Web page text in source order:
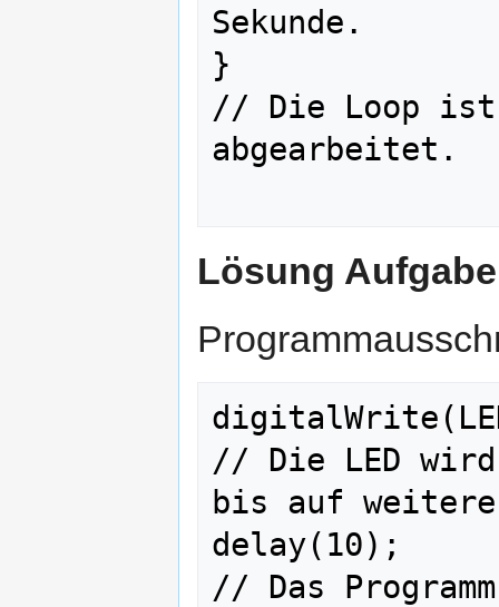
Sekunde.
}
// Die Loop ist
abgearbeitet.
Lösung
// Die LED
bis auf
delay(10);
// Das